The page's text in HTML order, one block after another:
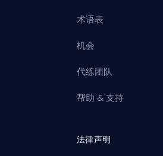
术语表
机会
代练团队
帮助 & 支持
法律声明